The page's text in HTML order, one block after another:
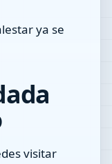
ya se
visitar